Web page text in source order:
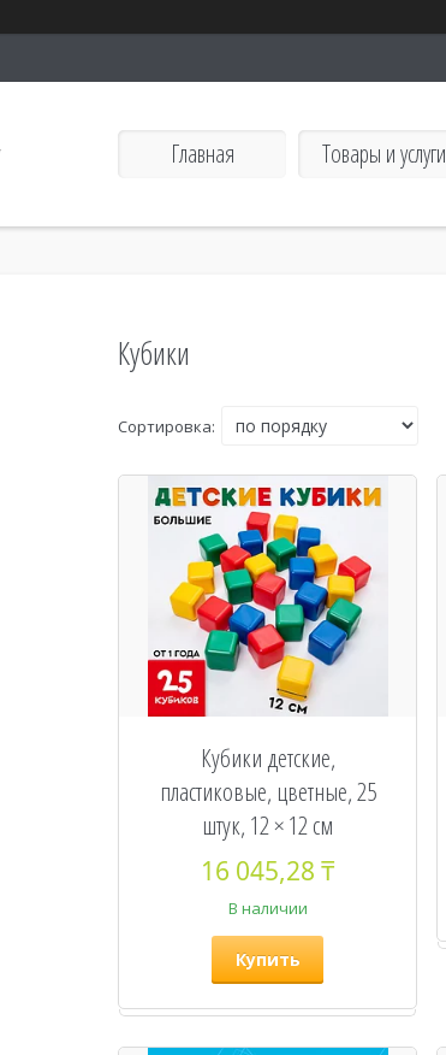
Главная Товары и услуги
Кубики
Кубики детские,
пластиковые, цветные, 25
штук, 12 × 12 см
16 045,28 ₸
В наличии
Купить